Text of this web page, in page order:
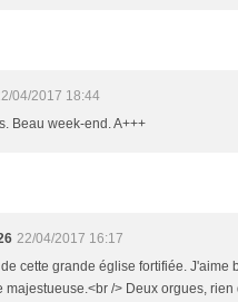
04/2017 18:44
Beau week-end. A+++
22/04/2017 16:17
cette grande église fortifiée. J'aime
majestueuse.<br /> Deux orgues, rien